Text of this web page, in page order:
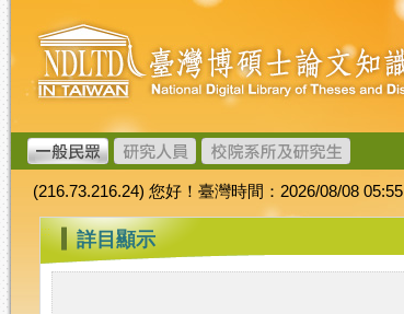
跳
到
主
要
內
容
臺
灣
博
碩
士
論
文
加
值
系
統
(216.73.216.24) 您好！臺灣時間：2026/08/08 05:55
::: 詳目顯示